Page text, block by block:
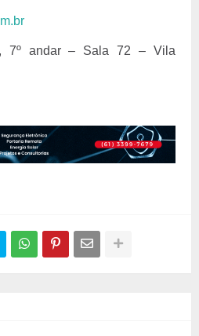
7º andar – Sala 72 – Vila